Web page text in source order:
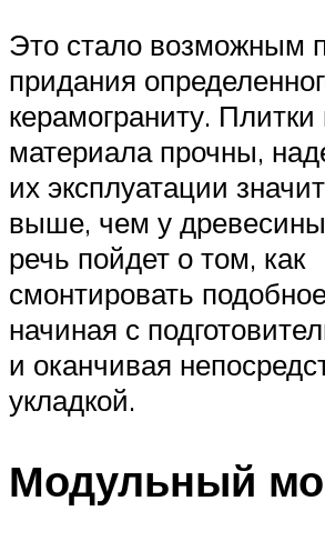
Это стало возможным
придания
керамограниту. Плитки
материала прочны,
их эксплуатации
выше, чем у
речь пойдет о том, как
смонтировать
начиная с
и оканчивая
укладкой.
Модульный